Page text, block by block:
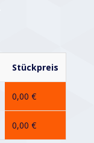
Stückpreis
0,00 €
0,00 €